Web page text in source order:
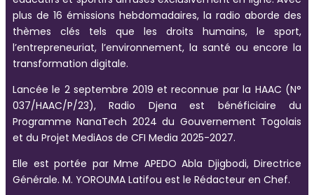
plus de 16 émissions hebdomadaires, la radio aborde des
thèmes clés tels que les droits humains, le sport,
l’entrepreneuriat, l’environnement, la santé ou encore la
transformation digitale.
Lancée le 2 septembre 2019 et reconnue par la HAAC (N°
037/HAAC/P/23), Radio Djena est bénéficiaire du
Programme NanaTech 2024 du Gouvernement Togolais
et du Projet MediAos de CFI Media 2025-2027.
Elle est portée par Mme APEDO Abla Djigbodi, Directrice
Générale. M. YOROUMA Latifou est le Rédacteur en Chef.